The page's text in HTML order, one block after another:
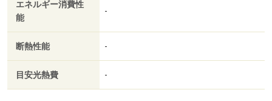
エネルギー消費性
能
-
断熱性能 -
目安光熱費 -